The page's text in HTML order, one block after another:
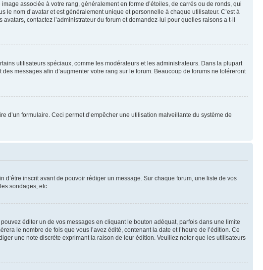
associée à votre rang, généralement en forme d’étoiles, de carrés ou de ronds, qui
nom d’avatar et est généralement unique et personnelle à chaque utilisateur. C’est à
contactez l’administrateur du forum et demandez-lui pour quelles raisons a t-il
utilisateurs spéciaux, comme les modérateurs et les administrateurs. Dans la plupart
messages afin d’augmenter votre rang sur le forum. Beaucoup de forums ne toléreront
d’un formulaire. Ceci permet d’empêcher une utilisation malveillante du système de
inscrit avant de pouvoir rédiger un message. Sur chaque forum, une liste de vos
sondages, etc.
éditer un de vos messages en cliquant le bouton adéquat, parfois dans une limite
le nombre de fois que vous l’avez édité, contenant la date et l’heure de l’édition. Ce
une note discrète exprimant la raison de leur édition. Veuillez noter que les utilisateurs